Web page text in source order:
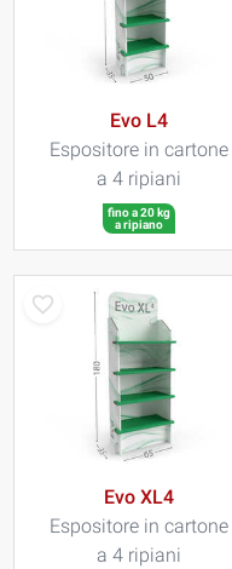
Evo L4
Espositore in cartone
a 4 ripiani
fino a 20 kg
a ripiano
Evo XL4
Espositore in cartone
a 4 ripiani